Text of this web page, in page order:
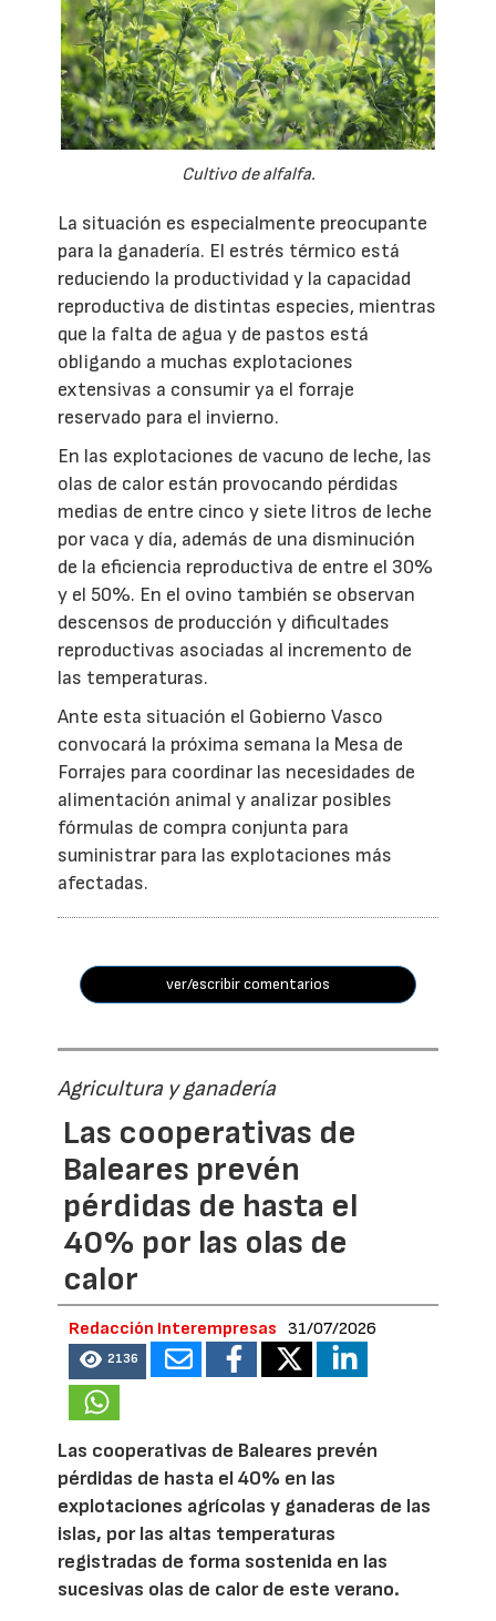
Cultivo de alfalfa.
La situación es especialmente preocupante
para la ganadería. El estrés térmico está
reduciendo la productividad y la capacidad
reproductiva de distintas especies, mientras
que la falta de agua y de pastos está
obligando a muchas explotaciones
extensivas a consumir ya el forraje
reservado para el invierno.
En las explotaciones de vacuno de leche, las
olas de calor están provocando pérdidas
medias de entre cinco y siete litros de leche
por vaca y día, además de una disminución
de la eficiencia reproductiva de entre el 30%
y el 50%. En el ovino también se observan
descensos de producción y dificultades
reproductivas asociadas al incremento de
las temperaturas.
Ante esta situación el Gobierno Vasco
convocará la próxima semana la Mesa de
Forrajes para coordinar las necesidades de
alimentación animal y analizar posibles
fórmulas de compra conjunta para
suministrar para las explotaciones más
afectadas.
ver/escribir comentarios
Agricultura y ganadería
Las cooperativas de
Baleares prevén
pérdidas de hasta el
40% por las olas de
calor
Redacción Interempresas 31/07/2026
2136
Las cooperativas de Baleares prevén
pérdidas de hasta el 40% en las
explotaciones agrícolas y ganaderas de las
islas, por las altas temperaturas
registradas de forma sostenida en las
sucesivas olas de calor de este verano.